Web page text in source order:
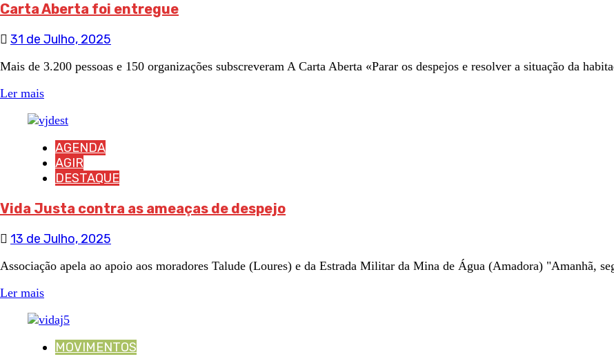
Carta Aberta foi entregue
31 de Julho, 2025
Mais de 3.200 pessoas e 150 organizações subscreveram A Carta Aberta «Parar os despejos e resolver a situação da
Ler mais
AGENDA
AGIR
DESTAQUE
Vida Justa contra as ameaças de despejo
13 de Julho, 2025
Associação apela ao apoio aos moradores Talude (Loures) e da Estrada Militar da Mina de Água (Amadora) "Amanhã,
Ler mais
MOVIMENTOS